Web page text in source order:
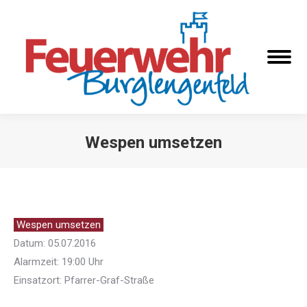
Wespen umsetzen
Wespen umsetzen
Datum: 05.07.2016
Alarmzeit: 19:00 Uhr
Einsatzort: Pfarrer-Graf-Straße